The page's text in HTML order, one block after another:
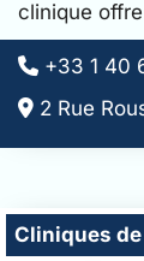
clinique
+33 1 40
2 Rue
Cliniques